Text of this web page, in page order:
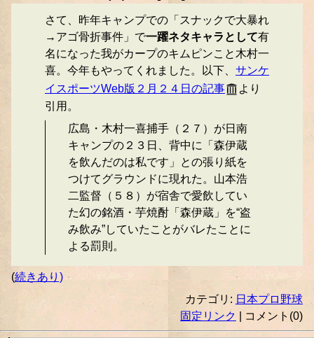
さて、昨年キャンプでの「スナックで大暴れ
→アゴ骨折事件」で一躍ネタキャラとして有
名になった我がカープのキムピンこと木村一
喜。今年もやってくれました。以下、 サンケ
イスポーツWeb版２月２４日の記事
より
引用。
広島・木村一喜捕手（２７）が日南
キャンプの２３日、背中に「森伊蔵
を飲んだのは私です」との張り紙を
つけてグラウンドに現れた。山本浩
二監督（５８）が宿舎で愛飲してい
た幻の銘酒・芋焼酎「森伊蔵」を“盗
み飲み”していたことがバレたことに
よる罰則。
(続きあり)
カテゴリ: 日本プロ野球
固定リンク
| コメント(0)